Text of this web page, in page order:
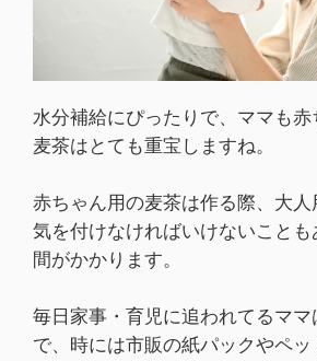
水分補給にぴったりで、ママも赤
麦茶はとても重宝しますね。
赤ちゃん用の麦茶は作る際、大人
気を付けなければいけないこと
間がかかります。
毎日家事・育児に追われてるマ
で、時には市販の紙パックやペッ